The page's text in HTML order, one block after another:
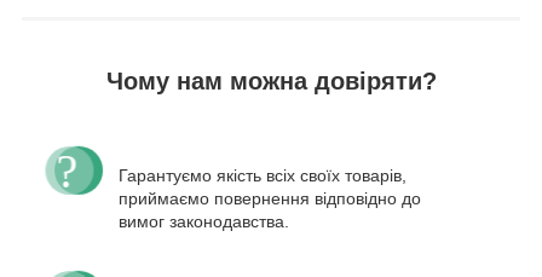
Чому нам можна довіряти?
Гарантуємо якість всіх своїх товарів,
приймаємо повернення відповідно до
вимог законодавства.